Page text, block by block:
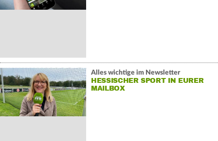
Alles wichtige im Newsletter
HESSISCHER SPORT IN EURER
MAILBOX